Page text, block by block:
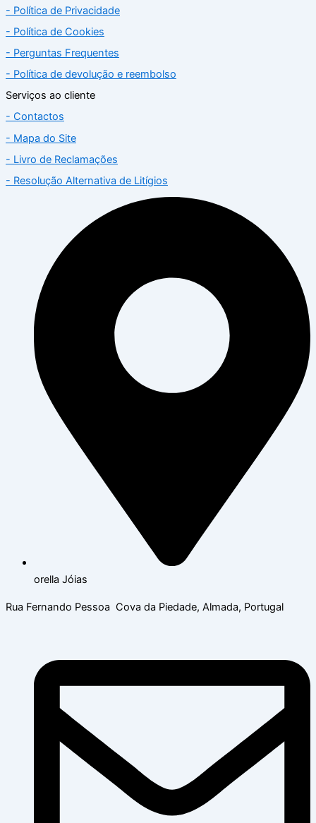
- Política de Privacidade
- Política de Cookies
- Perguntas Frequentes
- Política de devolução e reembolso
Serviços ao cliente
- Contactos
- Mapa do Site
- Livro de Reclamações
- Resolução Alternativa de Litígios
orella Jóias
Rua Fernando Pessoa Cova da Piedade, Almada, Portugal